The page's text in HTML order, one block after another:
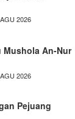
2026
Mushola An-Nur
2026
Pejuang